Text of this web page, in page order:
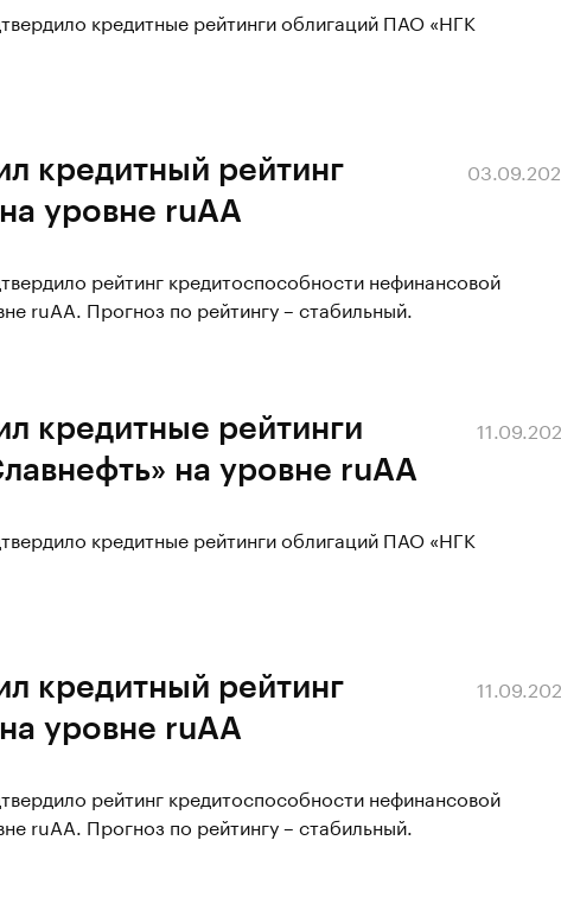
кредитные рейтинги облигаций ПАО «НГК
кредитный рейтинг
уровне ruAA
рейтинг кредитоспособности нефинансовой
ruAA. Прогноз по рейтингу – стабильный.
кредитные рейтинги
на уровне ruAA
кредитные рейтинги облигаций ПАО «НГК
кредитный рейтинг
уровне ruAA
рейтинг кредитоспособности нефинансовой
ruAA. Прогноз по рейтингу – стабильный.